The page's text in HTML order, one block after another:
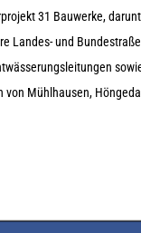
31 Bau­werke,
Lan­des- und
Mühl­hau­sen,